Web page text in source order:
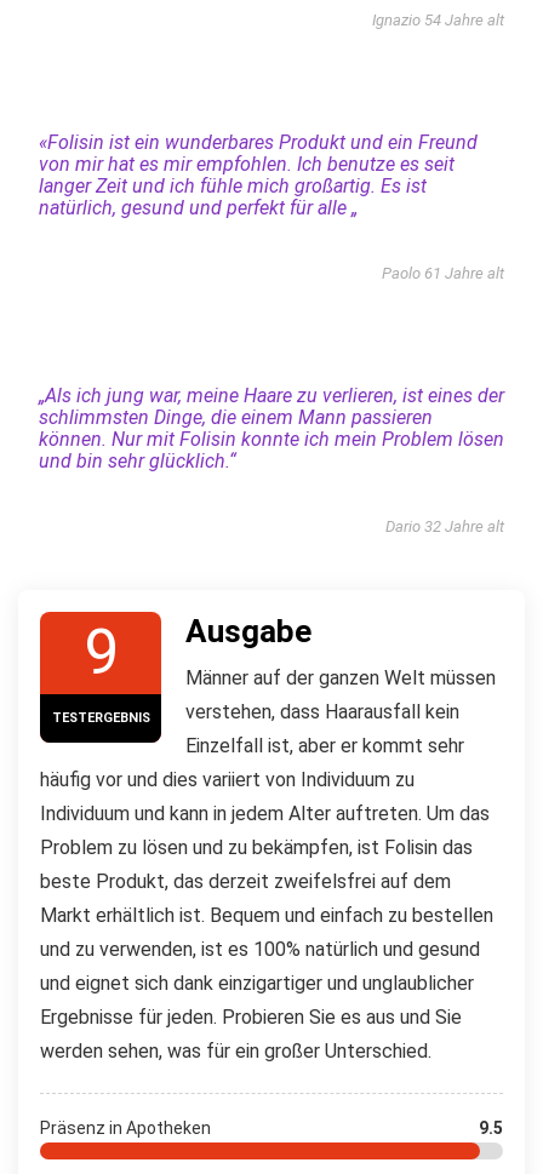
Ignazio 54 Jahre alt
«Folisin ist ein wunderbares Produkt und ein Freund
von mir hat es mir empfohlen. Ich benutze es seit
langer Zeit und ich fühle mich großartig. Es ist
natürlich, gesund und perfekt für alle „
Paolo 61 Jahre alt
„Als ich jung war, meine Haare zu verlieren, ist eines der
schlimmsten Dinge, die einem Mann passieren
können. Nur mit Folisin konnte ich mein Problem lösen
und bin sehr glücklich.“
Dario 32 Jahre alt
9
TESTERGEBNIS
Ausgabe
Männer auf der ganzen Welt müssen
verstehen, dass Haarausfall kein
Einzelfall ist, aber er kommt sehr
häufig vor und dies variiert von Individuum zu
Individuum und kann in jedem Alter auftreten. Um das
Problem zu lösen und zu bekämpfen, ist Folisin das
beste Produkt, das derzeit zweifelsfrei auf dem
Markt erhältlich ist. Bequem und einfach zu bestellen
und zu verwenden, ist es 100% natürlich und gesund
und eignet sich dank einzigartiger und unglaublicher
Ergebnisse für jeden. Probieren Sie es aus und Sie
werden sehen, was für ein großer Unterschied.
Präsenz in Apotheken 9.5